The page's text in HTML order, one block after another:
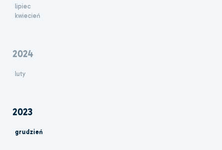
lipiec
kwiecień
2024
luty
2023
grudzień